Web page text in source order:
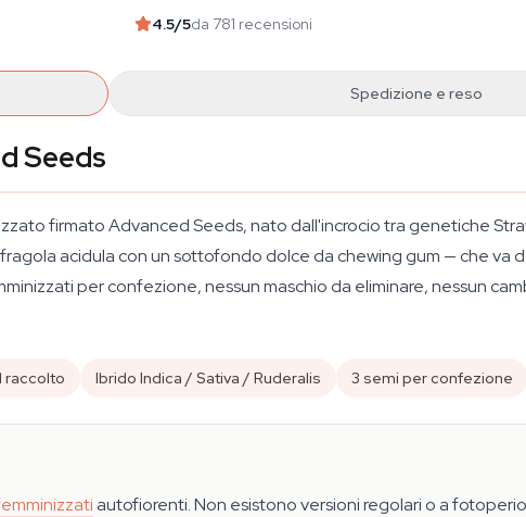
4.5/5da 781 recensioni
Spedizione e reso
Seeds
firmato Advanced Seeds, nato dall'incrocio tra genetiche
acidula con un sottofondo dolce da chewing gum — che va
per confezione, nessun maschio da eliminare, nessun
raccolto Ibrido Indica / Sativa / Ruderalis 3 semi per confezione
autofiorenti. Non esistono versioni regolari o a